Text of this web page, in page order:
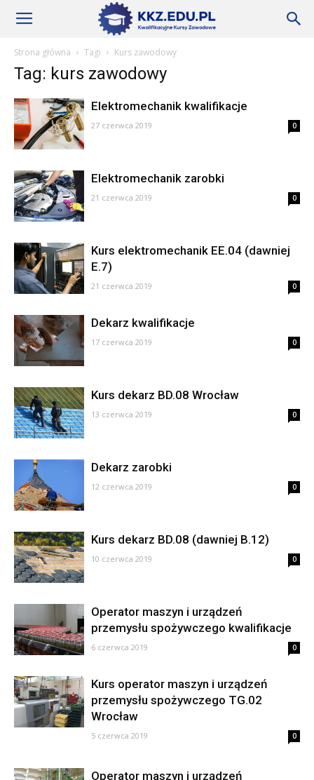
Szkoły
KKZ
Aktualności
Strona główna Tagi Kurs zawodowy
Tag: kurs zawodowy
Elektromechanik kwalifikacje
27 czerwca 2019 0
Elektromechanik zarobki
21 czerwca 2019 0
Kurs elektromechanik EE.04 (dawniej
E.7)
21 czerwca 2019 0
Dekarz kwalifikacje
17 czerwca 2019 0
Kurs dekarz BD.08 Wrocław
13 czerwca 2019 0
Dekarz zarobki
12 czerwca 2019 0
Kurs dekarz BD.08 (dawniej B.12)
10 czerwca 2019 0
Operator maszyn i urządzeń
przemysłu spożywczego kwalifikacje
6 czerwca 2019 0
Kurs operator maszyn i urządzeń
przemysłu spożywczego TG.02
Wrocław
5 czerwca 2019 0
Operator maszyn i urządzeń